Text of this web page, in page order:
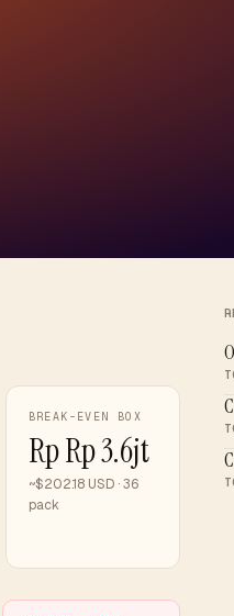
BREAK-EVEN BOX
Rp Rp 3.6jt
~$202.18 USD · 36
pack